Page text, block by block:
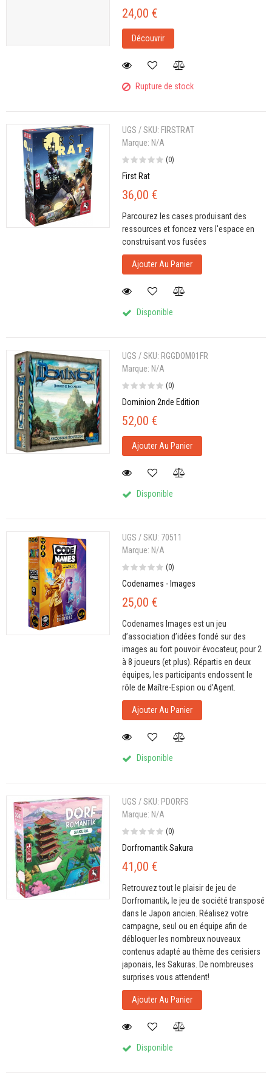
24,00 €
Découvrir
Rupture de stock
UGS / SKU: FIRSTRAT
Marque: N/A
(0)
First Rat
36,00 €
Parcourez les cases produisant des
ressources et foncez vers l'espace en
construisant vos fusées
Ajouter Au Panier
Disponible
UGS / SKU: RGGDOM01FR
Marque: N/A
(0)
Dominion 2nde Edition
52,00 €
Ajouter Au Panier
Disponible
UGS / SKU: 70511
Marque: N/A
(0)
Codenames - Images
25,00 €
Codenames Images est un jeu
d’association d’idées fondé sur des
images au fort pouvoir évocateur, pour 2
à 8 joueurs (et plus). Répartis en deux
équipes, les participants endossent le
rôle de Maître-Espion ou d’Agent.
Ajouter Au Panier
Disponible
UGS / SKU: PDORFS
Marque: N/A
(0)
Dorfromantik Sakura
41,00 €
Retrouvez tout le plaisir de jeu de
Dorfromantik, le jeu de société transposé
dans le Japon ancien. Réalisez votre
campagne, seul ou en équipe afin de
débloquer les nombreux nouveaux
contenus adapté au thème des cerisiers
japonais, les Sakuras. De nombreuses
surprises vous attendent!
Ajouter Au Panier
Disponible